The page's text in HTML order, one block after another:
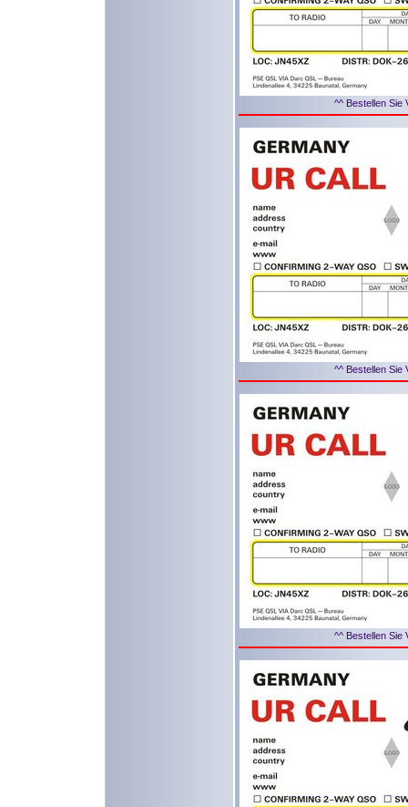
^^ Bestellen Sie
^^ Bestellen Sie
^^ Bestellen Sie